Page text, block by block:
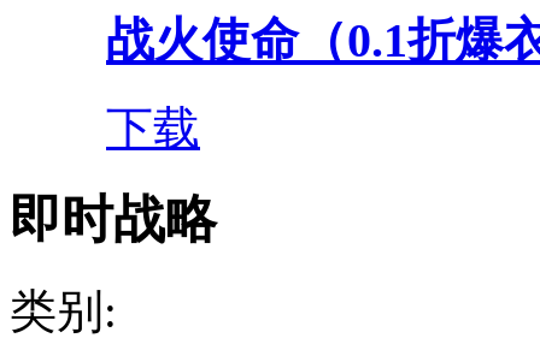
战火使命（0.1折爆
下载
即时战略
类别: